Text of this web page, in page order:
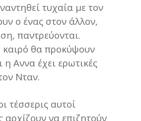
τυχαία με τον
ο ένας στον άλλον,
παντρεύονται.
καιρό θα προκύψουν
η Aννα έχει ερωτικές
Νταν.
αυτοί
αρχίζουν να επιζητούν